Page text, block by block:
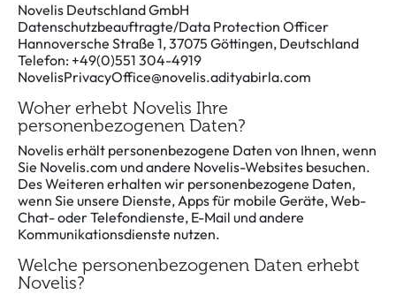
Novelis Deutschland GmbH
Datenschutzbeauftragte/Data Protection Officer
Hannoversche Straße 1, 37075 Göttingen, Deutschland
Telefon: +49(0)551 304-4919
NovelisPrivacyOffice@novelis.adityabirla.com
Woher erhebt Novelis Ihre
personenbezogenen Daten?
Novelis erhält personenbezogene Daten von Ihnen, wenn
Sie Novelis.com und andere Novelis-Websites besuchen.
Des Weiteren erhalten wir personenbezogene Daten,
wenn Sie unsere Dienste, Apps für mobile Geräte, Web-
Chat- oder Telefondienste, E-Mail und andere
Kommunikationsdienste nutzen.
Welche personenbezogenen Daten erhebt
Novelis?